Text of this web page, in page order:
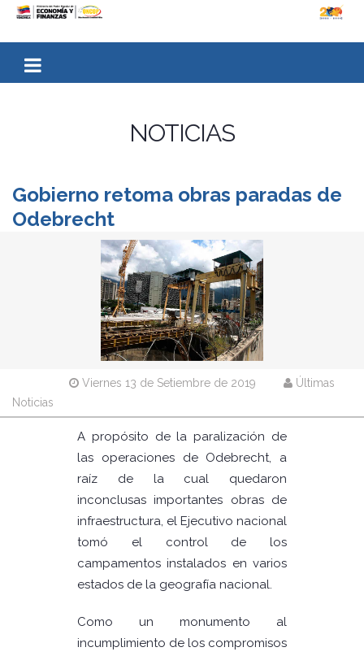
NOTICIAS
Gobierno retoma obras paradas de
Odebrecht
Viernes 13 de Setiembre de 2019
Últimas
Noticias
A propósito de la paralización de
las operaciones de Odebrecht, a
raíz de la cual quedaron
inconclusas importantes obras de
infraestructura, el Ejecutivo nacional
tomó el control de los
campamentos instalados en varios
estados de la geografía nacional.
Como un monumento al
incumplimiento de los compromisos